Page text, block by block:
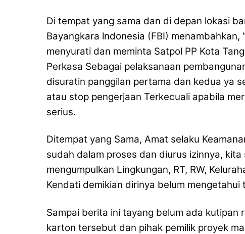
Di tempat yang sama dan di depan lokasi
Bayangkara lndonesia (FBI)
menyurati dan meminta Satpol PP Kota
Perkasa Sebagai pelaksanaan
disuratin panggilan pertama dan kedua ya
atau stop pengerjaan Terkecuali apabila
serius.
Ditempat yang Sama, Amat selaku
sudah dalam proses dan diurus izinnya,
mengumpulkan Lingkungan, RT, RW,
Kendati demikian dirinya belum
Sampai berita ini tayang belum ada
karton tersebut dan pihak pemilik proyek